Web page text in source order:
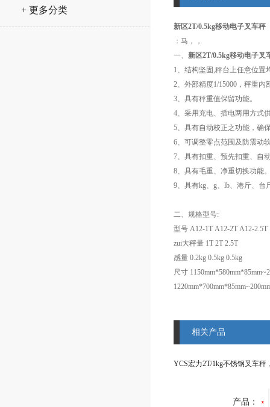
+ 更多分类
新区2T/0.5kg移动电子叉车秤
：马，，
一、 新区2T/0.5kg移动电子叉
1、结构坚固,秤台上任意位置
2、外部精度1/15000，秤重内
3、具有秤重值保留功能。
4、采用充电、插电两用方式
5、具有自动校正之功能，确
6、可调整零点范围及防震动
7、具有扣重、预先扣重、自
8、具有毛重、净重切换功能
9、具有kg、g、lb、港斤、台
二、 规格型号:
型号 A12-1T A12-2T A12-2.5T
zui大秤量 1T 2T 2.5T
感量 0.2kg 0.5kg 0.5kg
尺寸
相关产品
产品：